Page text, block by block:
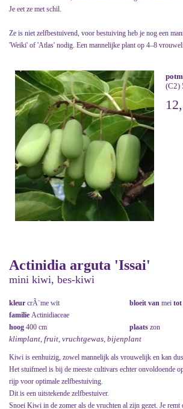
Je eet ze met schil.
Ze is niet zelfbestuivend, voor bestuiving heb je nog een
'Weiki' of 'Atlas' nodig. Een mannelijke plant op 4–8
(C2)
Actinidia arguta 'Issai'
mini kiwi, bes-kiwi
kleur crÃ¨me wit bloeit van mei tot
familie Actinidiaceae
hoog 400 cm plaats zon
klimplant, fruit, vruchtgewas, bijenplant
Kiwi is eenhuizig, zowel mannelijk als vrouwelijk en kan
Het stuifmeel is bij de meeste cultivars echter onvoldoende
rijp voor optimale zelfbestuiving.
Dit is een uitstekende zelfbestuiver.
Snoei Kiwi in de zomer als de vruchten al zijn gezet. Je remt